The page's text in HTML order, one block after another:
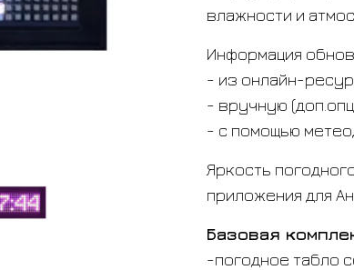
влажности и
Информация
- из онлайн-
- вручную
- с помощью
Яркость
приложения для
Базовая
-погодное табло